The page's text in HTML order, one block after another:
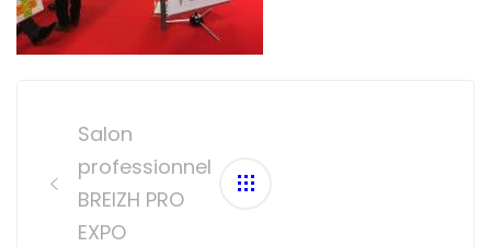
navigation
Salon
professionnel
BREIZH PRO
EXPO